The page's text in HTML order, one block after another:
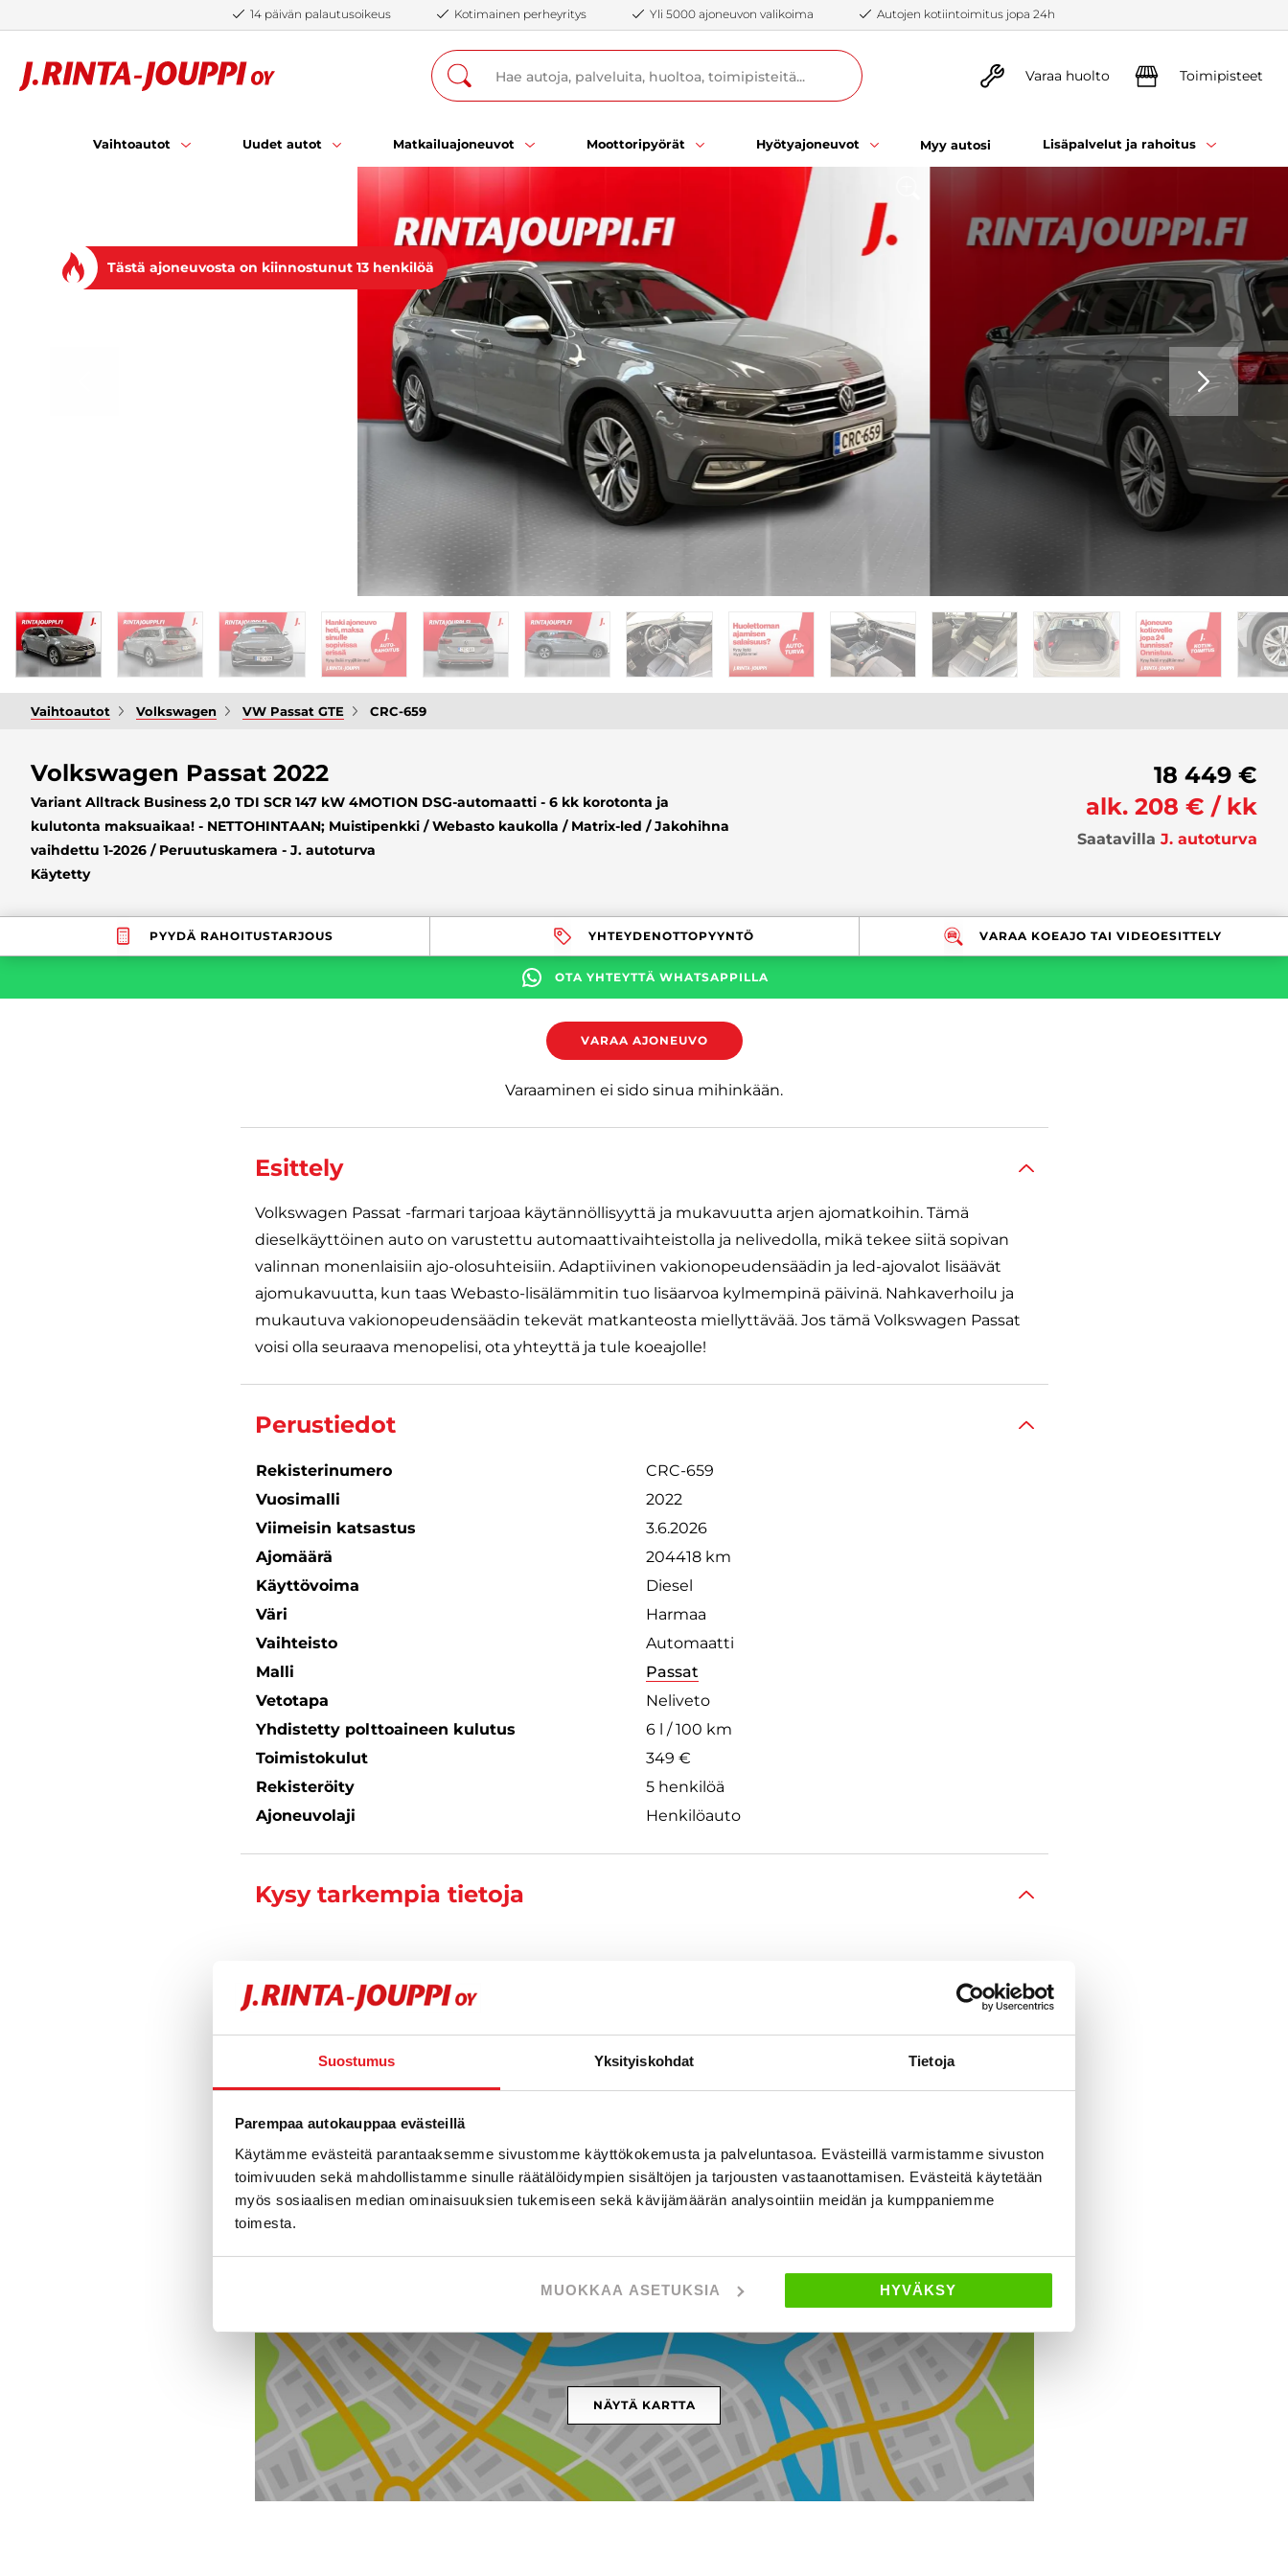
Suostumus Yksityiskohdat Tietoja
Parempaa autokauppaa evästeillä
Käytämme evästeitä parantaaksemme sivustomme käyttökokemusta ja palveluntasoa. Evästeillä varmistamme sivuston
toimivuuden sekä mahdollistamme sinulle räätälöidympien sisältöjen ja tarjousten vastaanottamisen. Evästeitä käytetään
myös sosiaalisen median ominaisuuksien tukemiseen sekä kävijämäärän analysointiin meidän ja kumppaniemme
toimesta.
MUOKKAA ASETUKSIA HYVÄKSY
14 päivän palautusoikeus Kotimainen perheyritys Yli 5000 ajoneuvon valikoima Autojen kotiintoimitus jopa 24h
Varaa huolto Toimipisteet
Vaihtoautot Uudet autot Matkailuajoneuvot Moottoripyörät Hyötyajoneuvot Myy autosi Lisäpalvelut ja rahoitus
SEURAAVA
Tästä ajoneuvosta on kiinnostunut 13 henkilöä
Vaihtoautot Volkswagen VW Passat GTE CRC-659
Volkswagen Passat 2022
Variant Alltrack Business 2,0 TDI SCR 147 kW 4MOTION DSG-automaatti - 6 kk korotonta ja
kulutonta maksuaikaa! - NETTOHINTAAN; Muistipenkki / Webasto kaukolla / Matrix-led / Jakohihna
vaihdettu 1-2026 / Peruutuskamera - J. autoturva
Käytetty
18 449 €
alk. 208 € / kk
Saatavilla J. autoturva
PYYDÄ RAHOITUSTARJOUS YHTEYDENOTTOPYYNTÖ VARAA KOEAJO TAI VIDEOESITTELY
OTA YHTEYTTÄ WHATSAPPILLA
VARAA AJONEUVO
Varaaminen ei sido sinua mihinkään.
Esittely
Volkswagen Passat -farmari tarjoaa käytännöllisyyttä ja mukavuutta arjen ajomatkoihin. Tämä
dieselkäyttöinen auto on varustettu automaattivaihteistolla ja nelivedolla, mikä tekee siitä sopivan
valinnan monenlaisiin ajo-olosuhteisiin. Adaptiivinen vakionopeudensäädin ja led-ajovalot lisäävät
ajomukavuutta, kun taas Webasto-lisälämmitin tuo lisäarvoa kylmempinä päivinä. Nahkaverhoilu ja
mukautuva vakionopeudensäädin tekevät matkanteosta miellyttävää. Jos tämä Volkswagen Passat
voisi olla seuraava menopelisi, ota yhteyttä ja tule koeajolle!
Perustiedot
Rekisterinumero
CRC-659
Vuosimalli
2022
Viimeisin katsastus
3.6.2026
Ajomäärä
204418 km
Käyttövoima
Diesel
Väri
Harmaa
Vaihteisto
Automaatti
Malli
Passat
Vetotapa
Neliveto
Yhdistetty polttoaineen kulutus
6 l / 100 km
Toimistokulut
349 €
Rekisteröity
5 henkilöä
Ajoneuvolaji
Henkilöauto
Kysy tarkempia tietoja
Varustelu
Tekniset tiedot
Toimipiste
Ajo-ohjeet
NÄYTÄ KARTTA